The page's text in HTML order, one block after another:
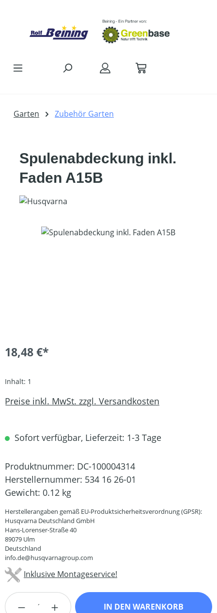
Garten Zubehör Garten
Spulenabdeckung inkl.
Faden A15B
Bildergalerie überspringen
18,48 €*
Inhalt: 1
Preise inkl. MwSt. zzgl. Versandkosten
Sofort verfügbar, Lieferzeit: 1-3 Tage
Produktnummer: DC-100004314
Herstellernummer: 534 16 26-01
Gewicht: 0.12 kg
Herstellerangaben gemäß EU-Produktsicherheitsverordnung (GPSR):
Husqvarna Deutschland GmbH
Hans-Lorenser-Straße 40
89079 Ulm
Deutschland
info.de@husqvarnagroup.com
Inklusive Montageservice!
Produkt Anzahl: Gib den gewünschten
IN DEN WARENKORB